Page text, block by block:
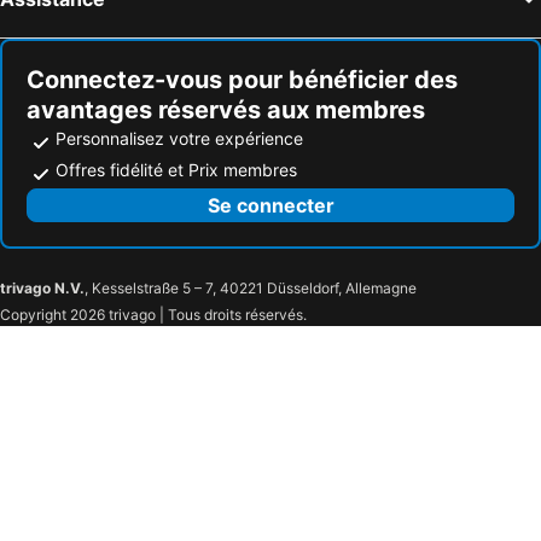
Connectez-vous pour bénéficier des
avantages réservés aux membres
Personnalisez votre expérience
Offres fidélité et Prix membres
Se connecter
trivago N.V., Kesselstraße 5 – 7, 40221 Düsseldorf, Allemagne
Copyright 2026 trivago | Tous droits réservés.